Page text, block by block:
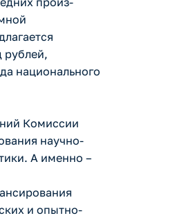
рублей,
национального
Комиссии
научно-
А именно –
и опытно-